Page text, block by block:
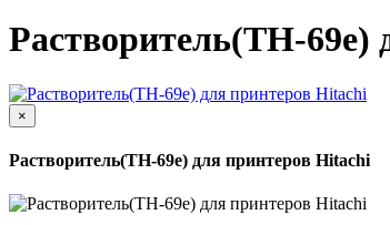
Растворитель(TH-
×
Растворитель(TH-69e) для принтеров Hitachi